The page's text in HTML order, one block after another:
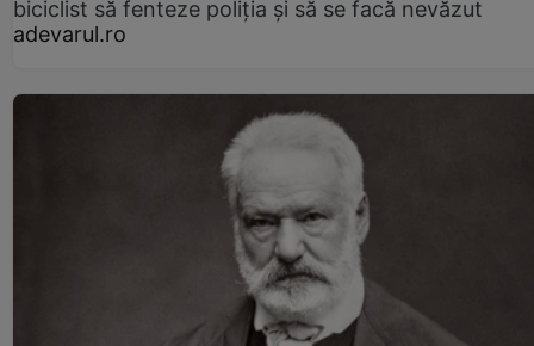
biciclist să fenteze poliția și să se facă nevăzut
adevarul.ro